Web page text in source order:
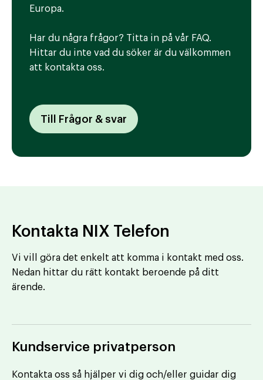
Europa.
Har du några frågor? Titta in på vår FAQ.
Hittar du inte vad du söker är du välkommen
att kontakta oss.
Till Frågor & svar
Kontakta NIX Telefon
Vi vill göra det enkelt att komma i kontakt med oss.
Nedan hittar du rätt kontakt beroende på ditt
ärende.
Kundservice privatperson
Kontakta oss så hjälper vi dig och/eller guidar dig